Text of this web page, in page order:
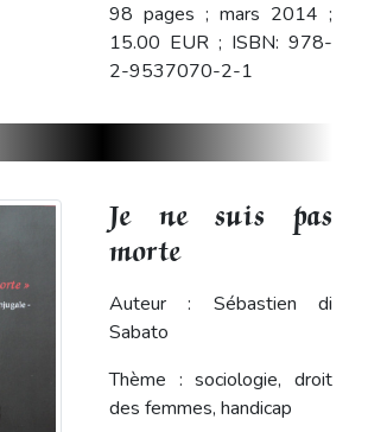
98 pages ; mars 2014 ;
15.00 EUR ; ISBN: 978-
2-9537070-2-1
Je ne suis pas
morte
Auteur : Sébastien di
Sabato
Thème : sociologie, droit
des femmes, handicap